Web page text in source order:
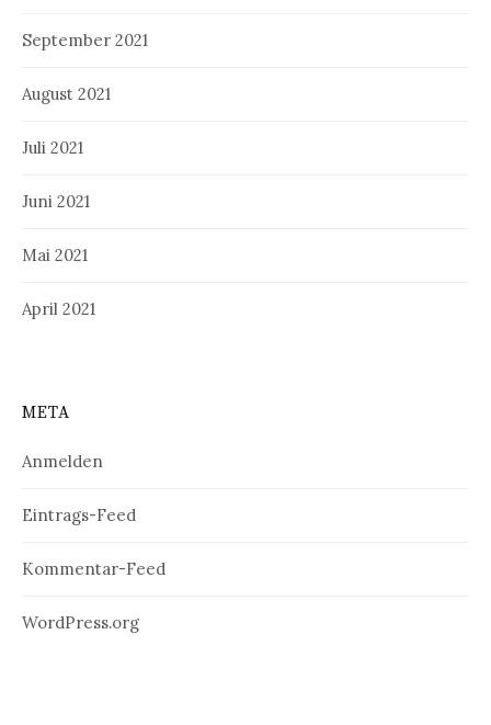
September 2021
August 2021
Juli 2021
Juni 2021
Mai 2021
April 2021
META
Anmelden
Eintrags-Feed
Kommentar-Feed
WordPress.org